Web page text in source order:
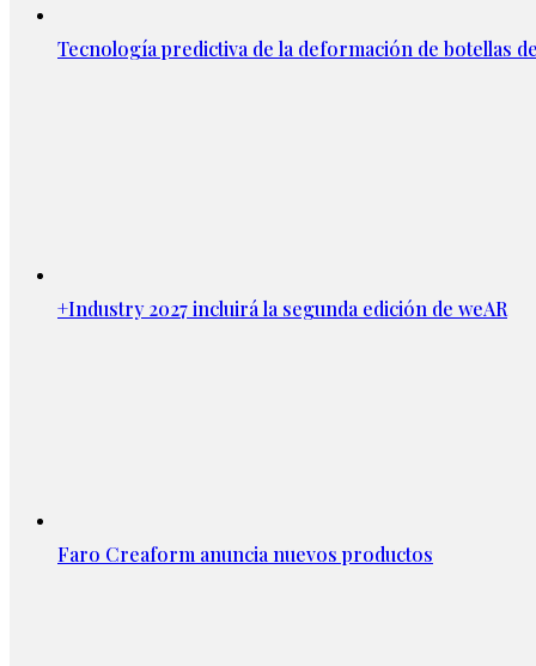
Tecnología predictiva de la deformación de botellas
+Industry 2027 incluirá la segunda edición de weAR
Faro Creaform anuncia nuevos productos